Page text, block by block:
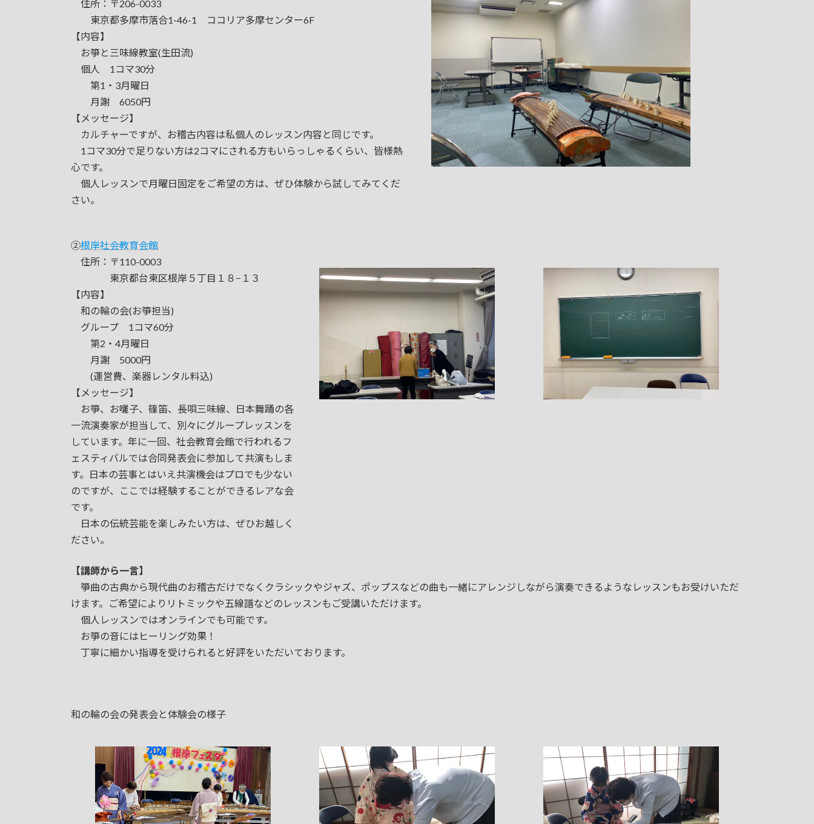
住所：〒206-0033
東京都多摩市落合1-46-1 ココリア多摩センター6F
【内容】
お箏と三味線教室(生田流)
個人 1コマ30分
第1・3月曜日
月謝 6050円
【メッセージ】
カルチャーですが、お稽古内容は私個人のレッスン内容と同じです。
1コマ30分で足りない方は2コマにされる方もいらっしゃるくらい、皆様熱
心です。
個人レッスンで月曜日固定をご希望の方は、ぜひ体験から試してみてくだ
さい。
②根岸社会教育会館
住所：〒110-0003
東京都台東区根岸５丁目１８−１３
【内容】
和の輪の会(お箏担当)
グループ 1コマ60分
第2・4月曜日
月謝 5000円
(運営費、楽器レンタル料込)
【メッセージ】
お箏、お囃子、篠笛、長唄三味線、日本舞踊の各
一流演奏家が担当して、別々にグループレッスンを
しています。年に一回、社会教育会館で行われるフ
ェスティバルでは合同発表会に参加して共演もしま
す。日本の芸事とはいえ共演機会はプロでも少ない
のですが、ここでは経験することができるレアな会
です。
日本の伝統芸能を楽しみたい方は、ぜひお越しく
ださい。
【講師から一言】
箏曲の古典から現代曲のお稽古だけでなくクラシックやジャズ、ポップスなどの曲も一緒にアレンジしながら演奏できるようなレッスンもお受けいただ
けます。ご希望によりリトミックや五線譜などのレッスンもご受講いただけます。
個人レッスンではオンラインでも可能です。
お箏の音にはヒーリング効果！
丁寧に細かい指導を受けられると好評をいただいております。
和の輪の会の発表会と体験会の様子